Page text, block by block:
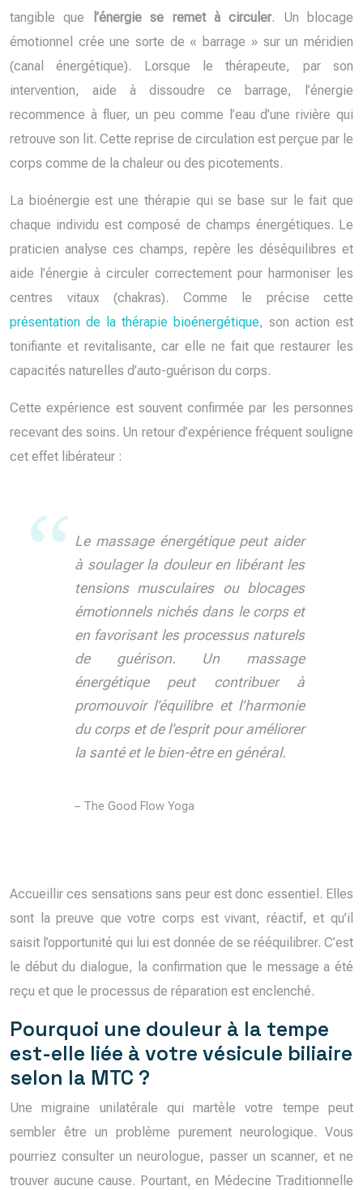
tangible que
l’énergie se remet à circuler. Un blocage
émotionnel crée une sorte de « barrage » sur un méridien
(canal énergétique). Lorsque le thérapeute, par son
intervention, aide à dissoudre ce barrage, l’énergie
recommence à fluer, un peu comme l’eau d’une rivière qui
retrouve son lit. Cette reprise de circulation est perçue par le
corps comme de la chaleur ou des picotements.
La bioénergie est une thérapie qui se base sur le fait que
chaque individu est composé de champs énergétiques. Le
praticien analyse ces champs, repère les déséquilibres et
aide l’énergie à circuler correctement pour harmoniser les
centres vitaux (chakras). Comme le précise cette
présentation de la thérapie bioénergétique, son action est
tonifiante et revitalisante, car elle ne fait que restaurer les
capacités naturelles d’auto-guérison du corps.
Cette expérience est souvent confirmée par les personnes
recevant des soins. Un retour d’expérience fréquent souligne
cet effet libérateur :
Le massage énergétique peut aider
à soulager la douleur en libérant les
tensions musculaires ou blocages
émotionnels nichés dans le corps et
en favorisant les processus naturels
de guérison. Un massage
énergétique peut contribuer à
promouvoir l’équilibre et l’harmonie
du corps et de l’esprit pour améliorer
la santé et le bien-être en général.
– The Good Flow Yoga
Accueillir ces sensations sans peur est donc essentiel. Elles
sont la preuve que votre corps est vivant, réactif, et qu’il
saisit l’opportunité qui lui est donnée de se rééquilibrer. C’est
le début du dialogue, la confirmation que le message a été
reçu et que le processus de réparation est enclenché.
Pourquoi une douleur à la tempe
est-elle liée à votre vésicule biliaire
selon la MTC ?
Une migraine unilatérale qui martèle votre tempe peut
sembler être un problème purement neurologique. Vous
pourriez consulter un neurologue, passer un scanner, et ne
trouver aucune cause. Pourtant, en Médecine Traditionnelle